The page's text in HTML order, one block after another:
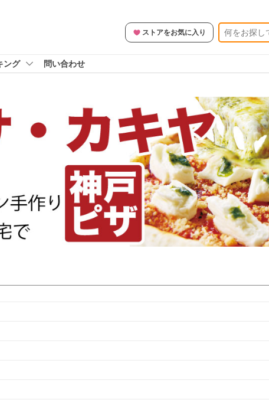
ストアをお気に入り
ング 問い合わせ